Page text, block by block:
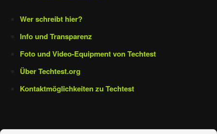
Wer schreibt hier?
Info und Transparenz
Foto und Video-Equipment von Techtest
Über Techtest.org
Kontaktmöglichkeiten zu Techtest